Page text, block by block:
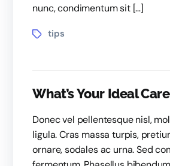
nunc, condimentum sit […]
tips
What’s Your Ideal
Donec vel pellentesque nisl,
ligula. Cras massa turpis,
ornare, sodales ac urna. Sed